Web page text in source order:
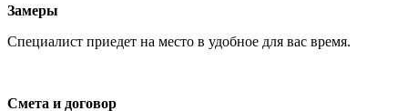
Замеры
Специалист приедет на место в удобное для вас время.
Смета и договор